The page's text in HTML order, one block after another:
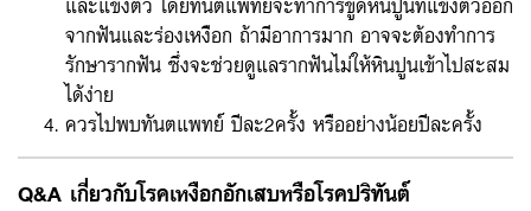
จากฟันและร่องเหงือก ถ้ามีอาการมาก อาจจะต้องทำการ
รักษารากฟัน ซึ่งจะช่วยดูแลรากฟันไม่ให้หินปูนเข้าไปสะสม
ได้ง่าย
ควรไปพบทันตแพทย์ ปีละ2ครั้ง หรืออย่างน้อยปีละครั้ง
Q&A เกี่ยวกับโรคเหงือกอักเสบหรือโรคปริทันต์